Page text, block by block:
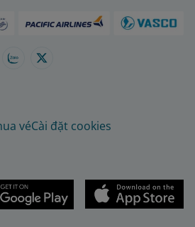
véCài đặt cookies